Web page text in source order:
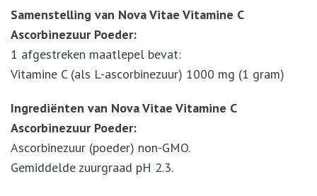
Samenstelling van Nova Vitae Vitamine C
Ascorbinezuur Poeder:
1 afgestreken maatlepel bevat:
Vitamine C (als L-ascorbinezuur) 1000 mg (1 gram)
Ingrediënten van Nova Vitae Vitamine C
Ascorbinezuur Poeder:
Ascorbinezuur (poeder) non-GMO.
Gemiddelde zuurgraad pH 2.3.